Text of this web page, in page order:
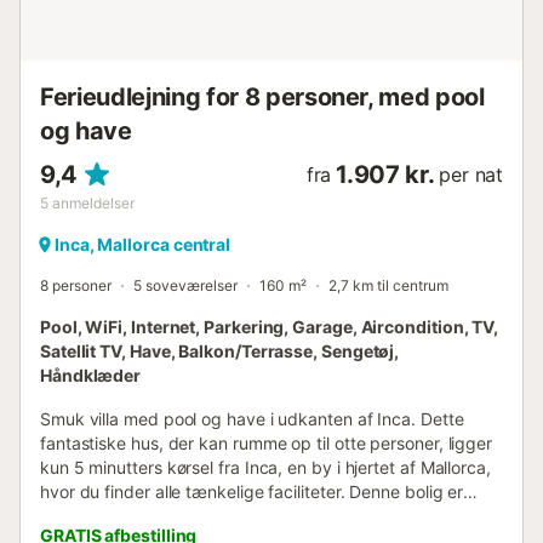
Ferieudlejning for 8 personer, med pool
og have
9,4
5 anmeldelser
fra 1.907 kr. per nat
Inca, Mallorca central
8 personer 5 soveværelser 160 m² 2,7 km til centrum
Pool, WiFi, Internet, Parkering, Garage, Aircondition, TV,
Satellit TV, Have, Balkon/Terrasse, Sengetøj,
Håndklæder
Smuk villa med pool og have i udkanten af Inca. Dette
fantastiske hus, der kan rumme op til otte personer, ligger
kun 5 minutters kørsel fra Inca, en by i hjertet af Mallorca,
hvor du finder alle tænkelige faciliteter. Denne bolig er
GRATIS afbestilling